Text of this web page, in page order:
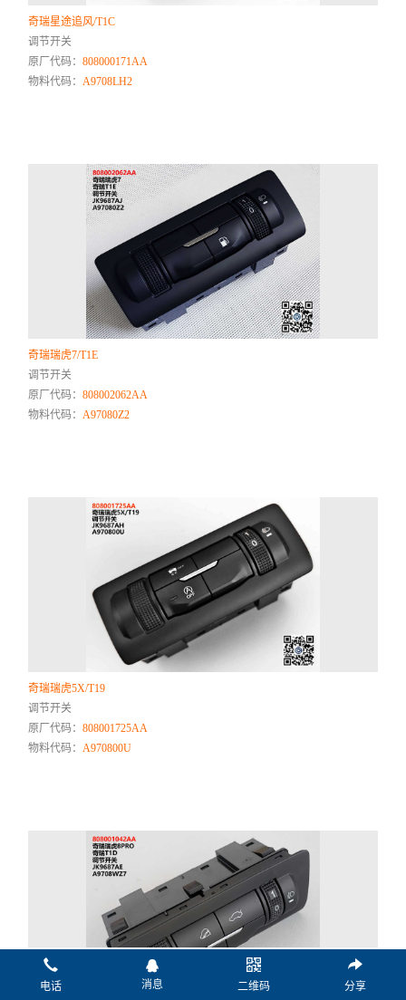
奇瑞星途追风/T1C
调节开关
原厂代码：808000171AA
物料代码：A9708LH2
奇瑞瑞虎7/T1E
调节开关
原厂代码：808002062AA
物料代码：A97080Z2
奇瑞瑞虎5X/T19
调节开关
原厂代码：808001725AA
物料代码：A970800U
电话 消息 二维码 分享